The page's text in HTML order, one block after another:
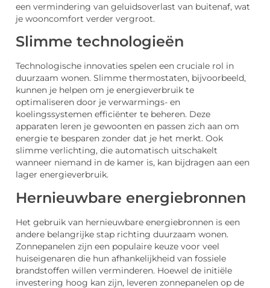
een vermindering van geluidsoverlast van buitenaf, wat
je wooncomfort verder vergroot.
Slimme technologieën
Technologische innovaties spelen een cruciale rol in
duurzaam wonen. Slimme thermostaten, bijvoorbeeld,
kunnen je helpen om je energieverbruik te
optimaliseren door je verwarmings- en
koelingssystemen efficiënter te beheren. Deze
apparaten leren je gewoonten en passen zich aan om
energie te besparen zonder dat je het merkt. Ook
slimme verlichting, die automatisch uitschakelt
wanneer niemand in de kamer is, kan bijdragen aan een
lager energieverbruik.
Hernieuwbare energiebronnen
Het gebruik van hernieuwbare energiebronnen is een
andere belangrijke stap richting duurzaam wonen.
Zonnepanelen zijn een populaire keuze voor veel
huiseigenaren die hun afhankelijkheid van fossiele
brandstoffen willen verminderen. Hoewel de initiële
investering hoog kan zijn, leveren zonnepanelen op de